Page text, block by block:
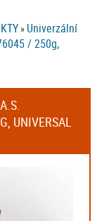
» Univerzální
/ 250g,
UNIVERSAL